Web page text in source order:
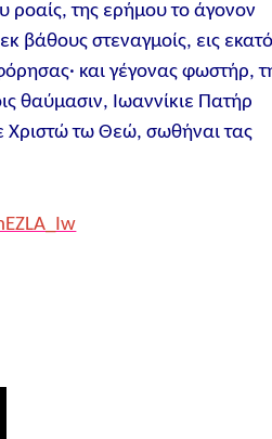
ροαίς, της ερήμου το άγονον
βάθους στεναγμοίς, εις
και γέγονας φωστήρ,
θαύμασιν, Ιωαννίκιε Πατήρ
Χριστώ τω Θεώ, σωθήναι τας